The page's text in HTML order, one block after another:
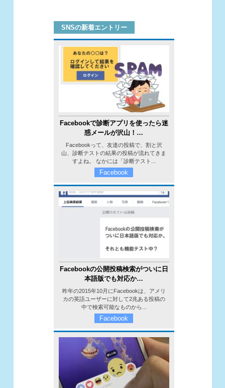
SNSの新着エントリー
Facebookで診断アプリを使ったら迷
惑メールが沢山！…
Facebookって、友達の投稿で、割と沢
山、診断テストの結果の投稿が流れてきま
すよね。 なかには「診断テスト...
Facebook
Facebookの公開投稿検索がついに日
本語版でも対応か…
昨年の2015年10月にFacebookは、アメリ
カの英語ユーザーに対して2兆ある投稿の
中で検索可能なものから...
Facebook